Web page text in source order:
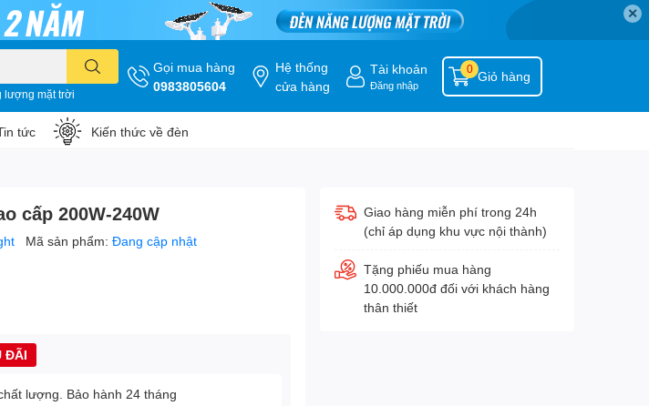
✕
lượng mặt trời
Gọi mua hàng
0983805604
Hệ thống
cửa hàng
Tài khoản
Đăng nhập
Giỏ hàng
0
tức Kiến thức về đèn
cấp 200W-240W
Mã sản phẩm:Đang cập nhật
ĐÃI
lượng. Bảo hành 24 tháng
Giao hàng miễn phí trong 24h
(chỉ áp dụng khu vực nội thành)
Tặng phiếu mua hàng
10.000.000đ đối với khách hàng
thân thiết